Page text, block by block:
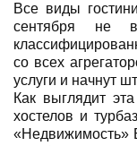
Все виды
сентября не
со всех
услуги и начнут
Как выглядит
хостелов и
«Недвижимость»